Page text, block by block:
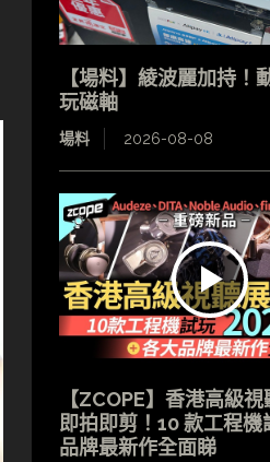
【場料】綾波麗加持！
玩磁軸
場料 2026-08-08
【ZCOPE】香港高級
即拍即剪！10 款工程機
品牌最新作全面睇